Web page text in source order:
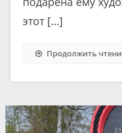
этот […]
Продолжить